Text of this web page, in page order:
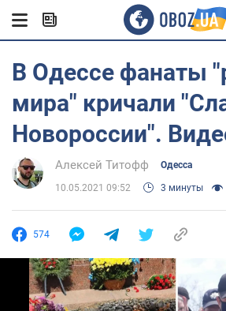
В Одессе фанаты
мира" кричали
Новороссии".
Алексей Титофф Одесса
10.05.2021 09:52 3 минуты
574